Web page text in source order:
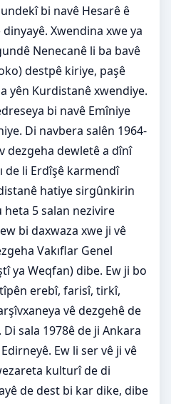
bi navê Hesarê ê
Xwendina xwe ya
Nenecanê li ba bavê
destpê kiriye, paşê
yên Kurdistanê xwendiye.
bi navê Emîniye
Di navbera salên 1964-
dezgeha dewletê a dînî
de li Erdîşê karmendî
hatiye sirgûnkirin
5 salan nezivire
bi daxwaza xwe ji vê
Vakıflar Genel
ya Weqfan) dibe. Ew ji bo
erebî, farisî, tirkî,
vê dezgehê de
sala 1978ê de ji Ankara
Ew li ser vê ji vê
kulturî de di
de dest bi kar dike, dibe